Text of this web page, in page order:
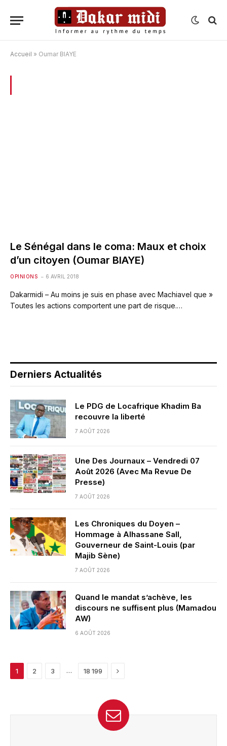
Accueil » Oumar BIAYE
Le Sénégal dans le coma: Maux et choix
d’un citoyen (Oumar BIAYE)
OPINIONS 6 AVRIL 2018
Dakarmidi – Au moins je suis en phase avec Machiavel que »
Toutes les actions comportent une part de risque.…
Derniers Actualités
Le PDG de Locafrique Khadim Ba
recouvre la liberté
7 AOÛT 2026
Une Des Journaux – Vendredi 07
Août 2026 (Avec Ma Revue De
Presse)
7 AOÛT 2026
Les Chroniques du Doyen –
Hommage à Alhassane Sall,
Gouverneur de Saint-Louis (par
Majib Sène)
7 AOÛT 2026
Quand le mandat s’achève, les
discours ne suffisent plus (Mamadou
AW)
6 AOÛT 2026
1 2 3 … 18 199 Next